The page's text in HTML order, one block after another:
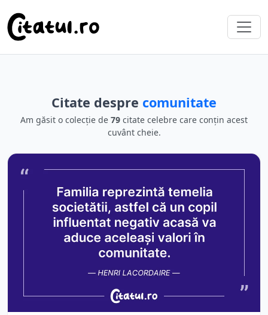
Citate despre comunitate
Am găsit o colecție de 79 citate celebre care conțin acest
cuvânt cheie.